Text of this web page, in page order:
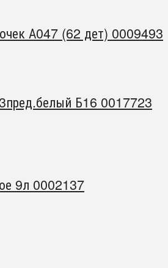
А047 (62 дет) 0009493
Б16 0017723
9л 0002137